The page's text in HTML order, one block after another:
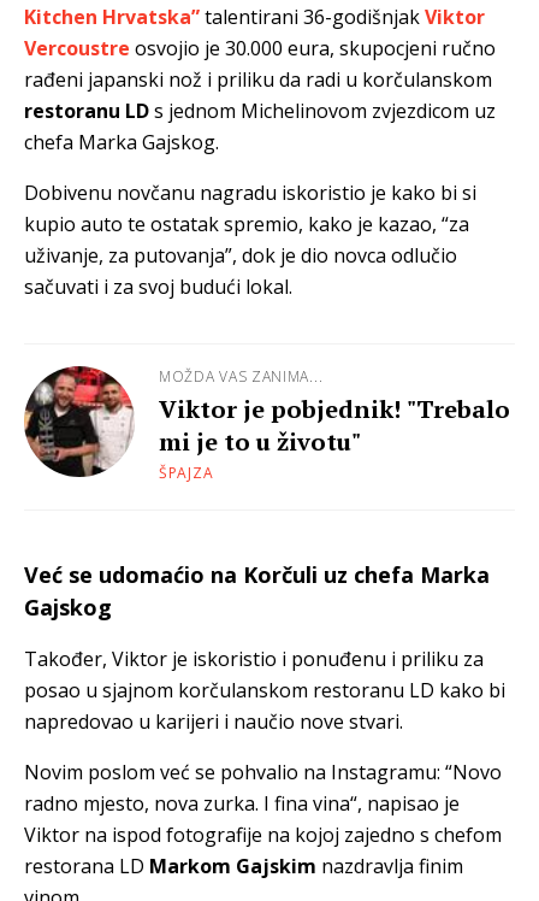
Kitchen Hrvatska”talentirani 36-godišnjakViktor
Vercoustre osvojio je 30.000 eura, skupocjeni ručno
rađeni japanski nož i priliku da radi u korčulanskom
restoranu LDs jednom Michelinovom zvjezdicom uz
chefa Marka Gajskog.
Dobivenu novčanu nagradu iskoristio je kako bi si
kupio auto te ostatak spremio, kako je kazao, “za
uživanje, za putovanja”, dok je dio novca odlučio
sačuvati i za svoj budući lokal.
MOŽDA VAS ZANIMA...
Viktor je pobjednik! "Trebalo
mi je to u životu"
ŠPAJZA
Već se udomaćio na Korčuli uz chefa Marka
Gajskog
Također, Viktor je iskoristio i ponuđenu i priliku za
posao u sjajnom korčulanskom restoranu LD kako bi
napredovao u karijeri i naučio nove stvari.
Novim poslom već se pohvalio na Instagramu: “Novo
radno mjesto, nova zurka. I fina vina“, napisao je
Viktor na ispod fotografije na kojoj zajedno s chefom
restorana LD Markom Gajskim nazdravlja finim